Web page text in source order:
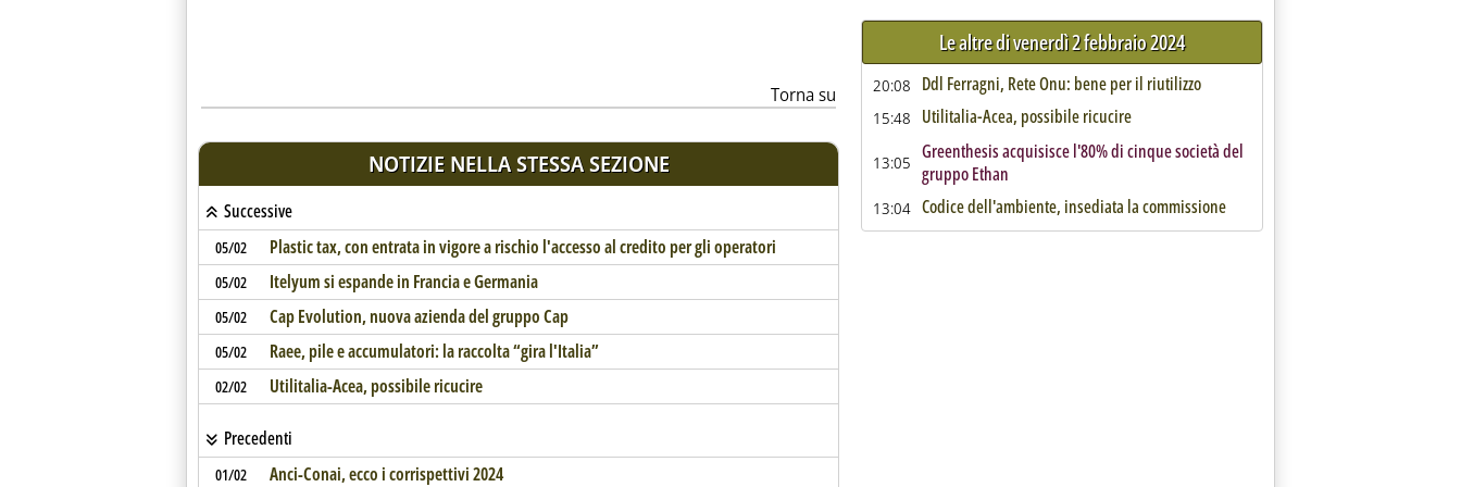
Torna su
NOTIZIE NELLA STESSA SEZIONE
Successive
05/02 Plastic tax, con entrata in vigore a rischio l'accesso al credito per gli operatori
05/02 Itelyum si espande in Francia e Germania
05/02 Cap Evolution, nuova azienda del gruppo Cap
05/02 Raee, pile e accumulatori: la raccolta “gira l'Italia”
02/02 Utilitalia-Acea, possibile ricucire
Precedenti
01/02 Anci-Conai, ecco i corrispettivi 2024
Le altre di venerdì 2 febbraio 2024
20:08 Ddl Ferragni, Rete Onu: bene per il riutilizzo
15:48 Utilitalia-Acea, possibile ricucire
13:05 Greenthesis acquisisce l'80% di cinque società del
gruppo Ethan
13:04 Codice dell'ambiente, insediata la commissione